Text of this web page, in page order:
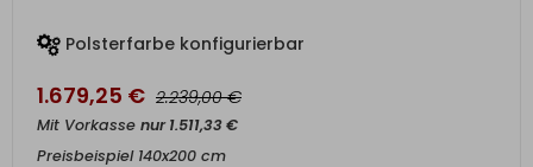
Polsterfarbe konfigurierbar
1.679,25 € 2.239,00€
Mit Vorkasse nur1.511,33€
Preisbeispiel 140x200 cm